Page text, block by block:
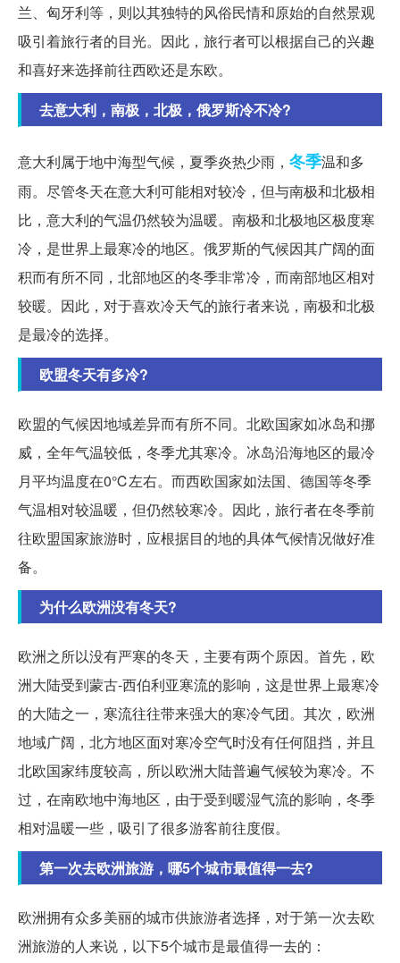
兰、匈牙利等，则以其独特的风俗民情和原始的自然景观
吸引着旅行者的目光。因此，旅行者可以根据自己的兴趣
和喜好来选择前往西欧还是东欧。
去意大利，南极，北极，俄罗斯冷不冷?
意大利属于地中海型气候，夏季炎热少雨， 冬季温和多
雨。尽管冬天在意大利可能相对较冷，但与南极和北极相
比，意大利的气温仍然较为温暖。南极和北极地区极度寒
冷，是世界上最寒冷的地区。俄罗斯的气候因其广阔的面
积而有所不同，北部地区的冬季非常冷，而南部地区相对
较暖。因此，对于喜欢冷天气的旅行者来说，南极和北极
是最冷的选择。
欧盟冬天有多冷?
欧盟的气候因地域差异而有所不同。北欧国家如冰岛和挪
威，全年气温较低，冬季尤其寒冷。冰岛沿海地区的最冷
月平均温度在0℃左右。而西欧国家如法国、德国等冬季
气温相对较温暖，但仍然较寒冷。因此，旅行者在冬季前
往欧盟国家旅游时，应根据目的地的具体气候情况做好准
备。
为什么欧洲没有冬天?
欧洲之所以没有严寒的冬天，主要有两个原因。首先，欧
洲大陆受到蒙古-西伯利亚寒流的影响，这是世界上最寒冷
的大陆之一，寒流往往带来强大的寒冷气团。其次，欧洲
地域广阔，北方地区面对寒冷空气时没有任何阻挡，并且
北欧国家纬度较高，所以欧洲大陆普遍气候较为寒冷。不
过，在南欧地中海地区，由于受到暖湿气流的影响，冬季
相对温暖一些，吸引了很多游客前往度假。
第一次去欧洲旅游，哪5个城市最值得一去?
欧洲拥有众多美丽的城市供旅游者选择，对于第一次去欧
洲旅游的人来说，以下5个城市是最值得一去的：